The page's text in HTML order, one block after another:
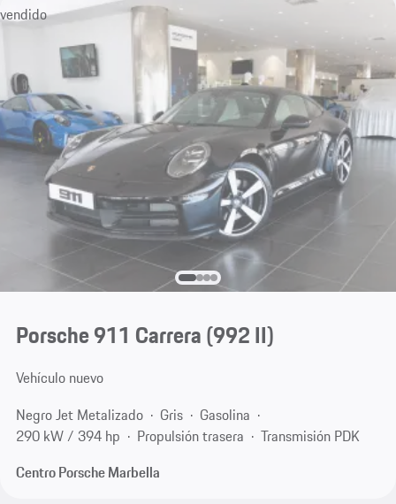
vendido
Porsche 911 Carrera(992 II)
Vehículo nuevo
Negro Jet Metalizado
Gris
Gasolina
290 kW / 394 hp
Propulsión trasera
Transmisión PDK
Centro Porsche Marbella